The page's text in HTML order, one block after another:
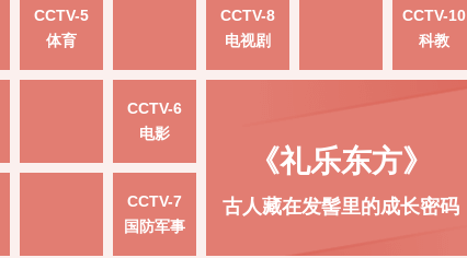
CCTV-5
体育
CCTV-8
电视剧
CCTV-10
科教
CCTV-6
电影
《礼乐东方》
古人藏在发髻里的成长密码
CCTV-7
国防军事